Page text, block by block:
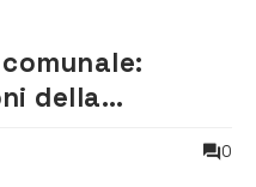
della
0